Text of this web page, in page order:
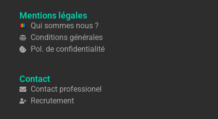
Mentions légales
Qui sommes nous ?
Conditions générales
Pol. de confidentialité
Contact
Contact professionel
Recrutement